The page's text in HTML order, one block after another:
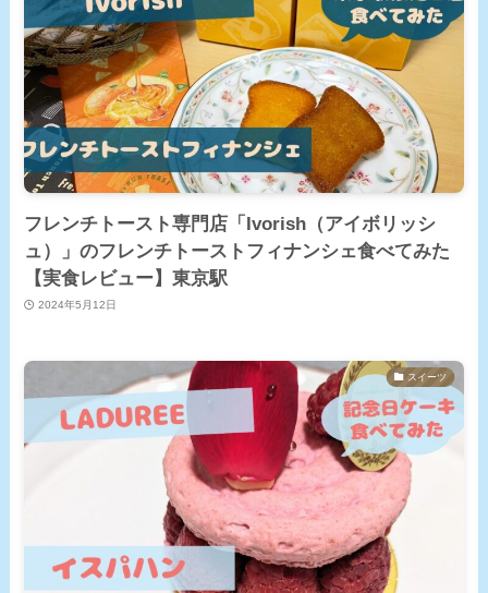
フレンチトースト専門店「Ivorish（アイボリッシ
ュ）」のフレンチトーストフィナンシェ食べてみた
【実食レビュー】東京駅
2024年5月12日
スイーツ